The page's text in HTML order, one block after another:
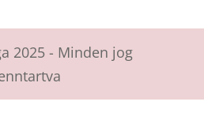
2025 - Minden jog